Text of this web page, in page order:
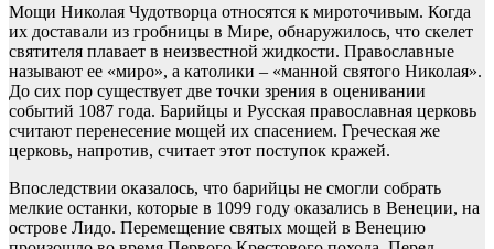
Мощи Николая Чудотворца относятся к мироточивым. Когда
их доставали из гробницы в Мире, обнаружилось, что скелет
святителя плавает в неизвестной жидкости. Православные
называют ее «миро», а католики – «манной святого Николая».
До сих пор существует две точки зрения в оценивании
событий 1087 года. Барийцы и Русская православная церковь
считают перенесение мощей их спасением. Греческая же
церковь, напротив, считает этот поступок кражей.
Впоследствии оказалось, что барийцы не смогли собрать
мелкие останки, которые в 1099 году оказались в Венеции, на
острове Лидо. Перемещение святых мощей в Венецию